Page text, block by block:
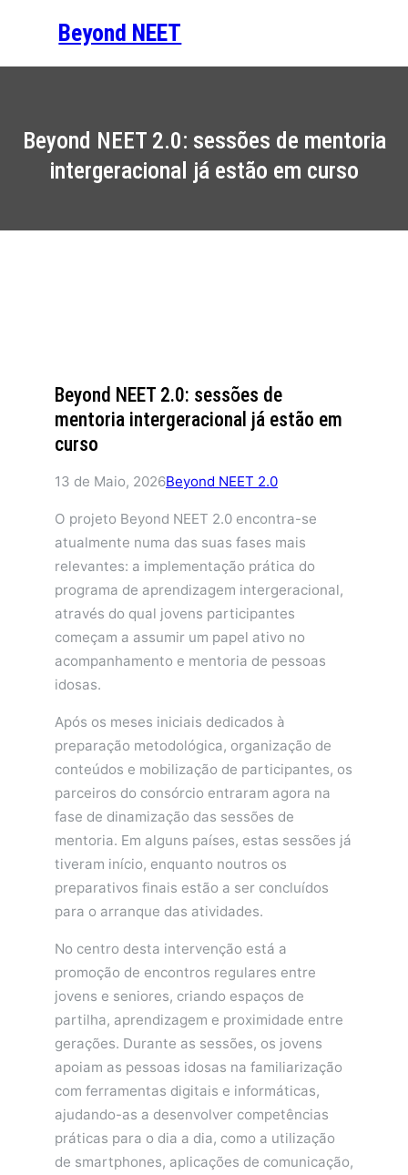
Beyond NEET
Beyond NEET 2.0: sessões de mentoria
intergeracional já estão em curso
Beyond NEET 2.0: sessões de
mentoria intergeracional já estão em
curso
13 de Maio, 2026Beyond NEET 2.0
O projeto Beyond NEET 2.0 encontra-se
atualmente numa das suas fases mais
relevantes: a implementação prática do
programa de aprendizagem intergeracional,
através do qual jovens participantes
começam a assumir um papel ativo no
acompanhamento e mentoria de pessoas
idosas.
Após os meses iniciais dedicados à
preparação metodológica, organização de
conteúdos e mobilização de participantes, os
parceiros do consórcio entraram agora na
fase de dinamização das sessões de
mentoria. Em alguns países, estas sessões já
tiveram início, enquanto noutros os
preparativos finais estão a ser concluídos
para o arranque das atividades.
No centro desta intervenção está a
promoção de encontros regulares entre
jovens e seniores, criando espaços de
partilha, aprendizagem e proximidade entre
gerações. Durante as sessões, os jovens
apoiam as pessoas idosas na familiarização
com ferramentas digitais e informáticas,
ajudando-as a desenvolver competências
práticas para o dia a dia, como a utilização
de smartphones, aplicações de comunicação,